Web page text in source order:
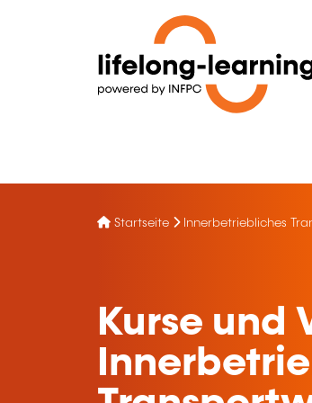
Startseite Innerbetriebliches
Kurse und